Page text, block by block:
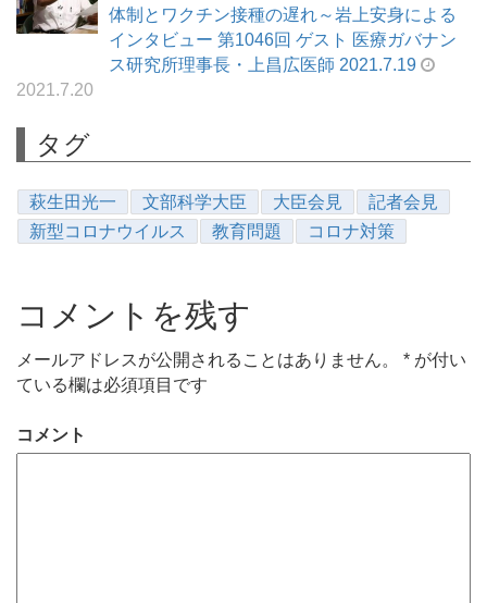
体制とワクチン接種の遅れ～岩上安身による
インタビュー 第1046回 ゲスト 医療ガバナン
ス研究所理事長・上昌広医師 2021.7.19
2021.7.20
タグ
萩生田光一 文部科学大臣 大臣会見
記者会見
新型コロナウイルス
教育問題 コロナ対策
コメントを残す
メールアドレスが公開されることはありません。 * が付い
ている欄は必須項目です
コメント